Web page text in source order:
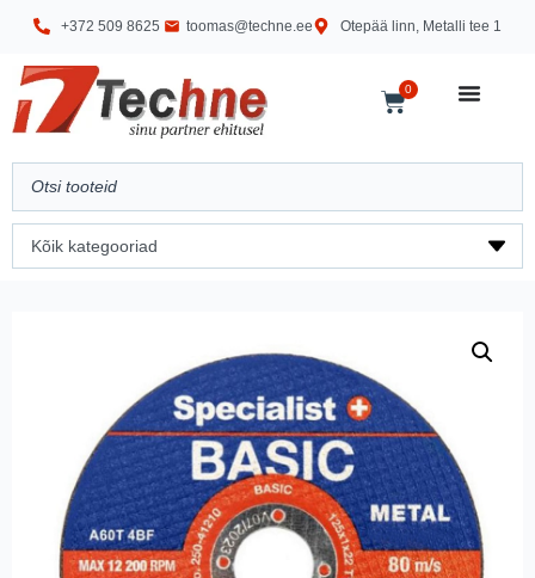
+372 509 8625 toomas@techne.ee Otepää linn, Metalli tee 1
0